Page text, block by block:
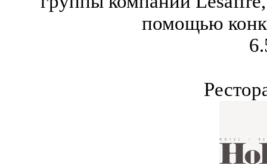
помощью